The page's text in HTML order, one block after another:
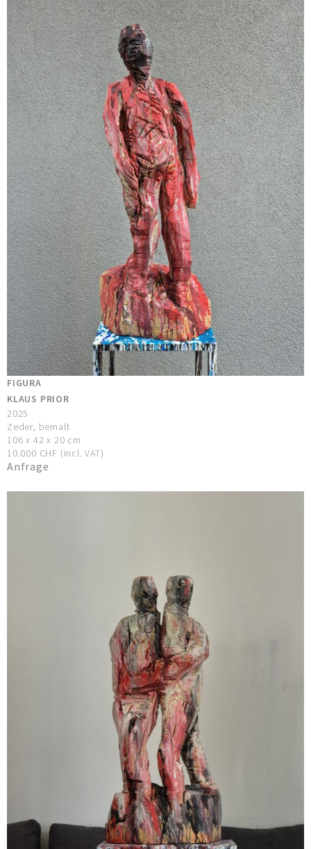
FIGURA
KLAUS PRIOR
2025
Zeder, bemalt
106 x 42 x 20 cm
10.000 CHF (incl. VAT)
Anfrage